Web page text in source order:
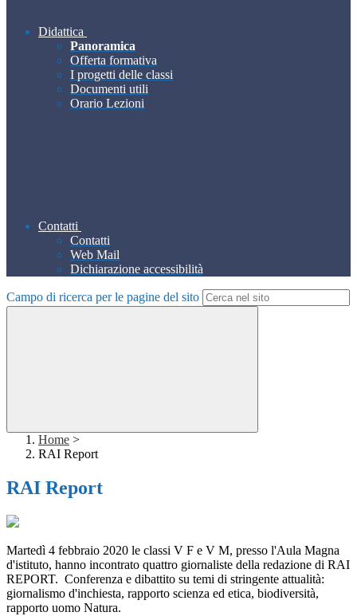
Didattica
Panoramica
Offerta formativa
I progetti delle classi
Documenti utili
Orario Lezioni
Contatti
Contatti
Web Mail
Dichiarazione accessibilità
Campo di ricerca per le pagine del sito
Home >
RAI Report
RAI Report
Martedì 4 febbraio 2020 le classi V F e V M, presso l'Aula Magna
d'istituto, hanno incontrato quattro giornaliste della redazione di RAI
REPORT. Conferenza e dibattito su temi di stringente attualità:
giornalismo d'inchiesta, rapporto scienza ed etica, biodiversità,
rapporto uomo Natura.